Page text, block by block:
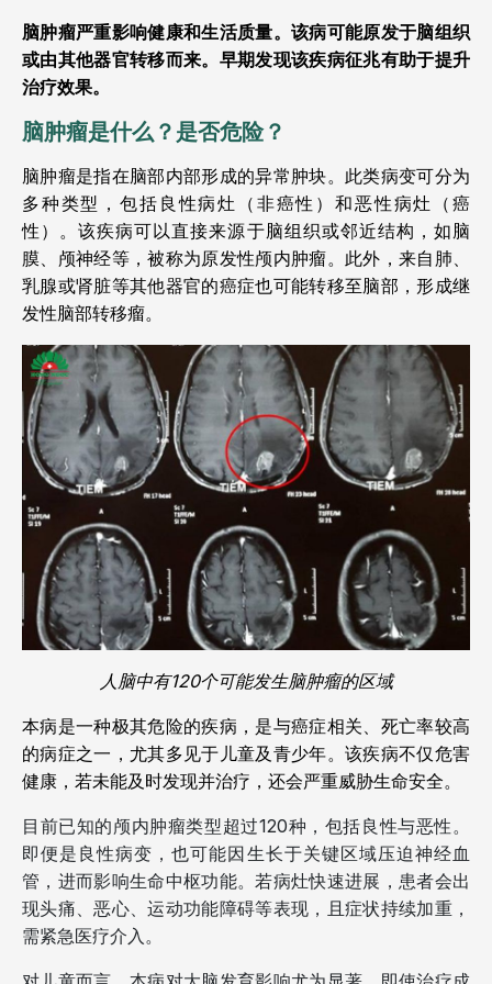
脑肿瘤严重影响健康和生活质量。该病可能原发于脑组织
或由其他器官转移而来。早期发现该疾病征兆有助于提升
治疗效果。
脑肿瘤是什么？是否危险？
脑肿瘤是指在脑部内部形成的异常肿块。此类病变可分为
多种类型，包括良性病灶（非癌性）和恶性病灶（癌
性）。该疾病可以直接来源于脑组织或邻近结构，如脑
膜、颅神经等，被称为原发性颅内肿瘤。此外，来自肺、
乳腺或肾脏等其他器官的癌症也可能转移至脑部，形成继
发性脑部转移瘤。
人脑中有120个可能发生脑肿瘤的区域
本病是一种极其危险的疾病，是与癌症相关、死亡率较高
的病症之一，尤其多见于儿童及青少年。该疾病不仅危害
健康，若未能及时发现并治疗，还会严重威胁生命安全。
目前已知的颅内肿瘤类型超过120种，包括良性与恶性。
即便是良性病变，也可能因生长于关键区域压迫神经血
管，进而影响生命中枢功能。若病灶快速进展，患者会出
现头痛、恶心、运动功能障碍等表现，且症状持续加重，
需紧急医疗介入。